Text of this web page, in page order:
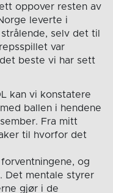
oppover resten av
leverte i
selv det til
var
beste vi har sett
kan vi konstatere
ballen i hendene
Fra mitt
til hvorfor det
og
Det mentale styrer
gjør i de